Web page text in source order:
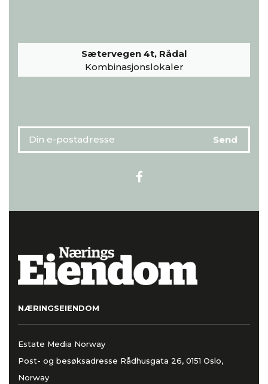
Sætervegen 4t, Rådal
Kombinasjonslokaler
NÆRINGSEIENDOM
Estate Media Norway
Post- og besøksadresse Rådhusgata 26, 0151 Oslo,
Norway